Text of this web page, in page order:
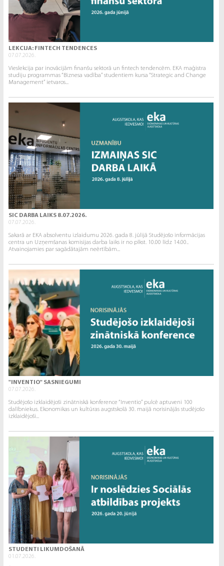
LEKCIJA: FINTECH TENDENCES
07.07.2026.
Vieslekcija par inovācijām finanšu sektorā un fintech tendencēm. EKA maģistra
studiju programmas “Biznesa vadība” studentiem kursa “Strategic and Change
Management” ietvaros...
SIC DARBA LAIKS 8.07.2026.
07.07.2026.
Sakarā ar EKA absolventu izlaidumu 2026. gada 8. jūlijā Studējošo informācijas
centra un Uzņemšanas komisijas darba laiks ir no plkst. 10.00 līdz 14.00..
Atvainojamies par sagādātajām neērtībām...
"INVENTIO" SASNIEGUMI
07.07.2026.
Studējošo izklaidējoši zinātniskā konference “Inventio” pulcē aptuveni 100
dalībniekus. Ekonomikas un kultūras augstskolā 30. maijā norisinājās studējošo
izklaidējoši...
STUDENTI LIKUMDOŠANĀ
01.07.2026.